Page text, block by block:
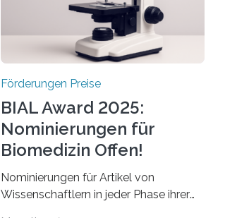
Förderungen Preise
BIAL Award 2025:
Nominierungen für
Biomedizin Offen!
Nominierungen für Artikel von
Wissenschaftlern in jeder Phase ihrer